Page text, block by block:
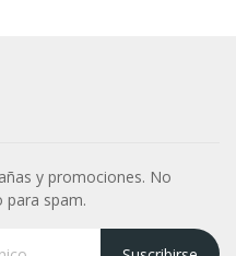
y promociones. No
spam.